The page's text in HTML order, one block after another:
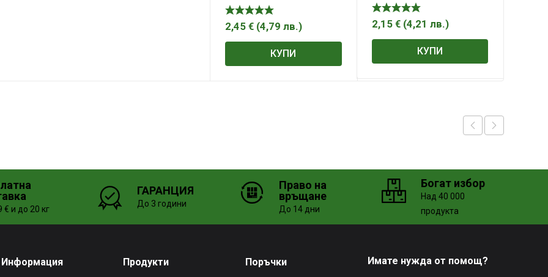
2,45€ (4,79лв.)
КУПИ
2,15 € (4,21 лв.)
КУПИ
€ и до 20 кг
ГАРАНЦИЯ
До 3 години
Право на
връщане
До 14 дни
Богат избор
Над 40 000
продукта
Информация Продукти Поръчки Имате нужда от помощ?